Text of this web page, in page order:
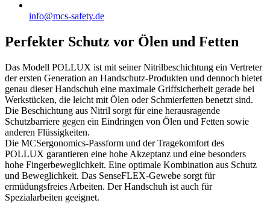
info@mcs-safety.de
Perfekter Schutz vor Ölen und Fetten
Das Modell POLLUX ist mit seiner Nitrilbeschichtung ein Vertreter
der ersten Generation an Handschutz-Produkten und dennoch bietet
genau dieser Handschuh eine maximale Griffsicherheit gerade bei
Werkstücken, die leicht mit Ölen oder Schmierfetten benetzt sind.
Die Beschichtung aus Nitril sorgt für eine herausragende
Schutzbarriere gegen ein Eindringen von Ölen und Fetten sowie
anderen Flüssigkeiten.
Die MCSergonomics-Passform und der Tragekomfort des
POLLUX garantieren eine hohe Akzeptanz und eine besonders
hohe Fingerbeweglichkeit. Eine optimale Kombination aus Schutz
und Beweglichkeit. Das SenseFLEX-Gewebe sorgt für
ermüdungsfreies Arbeiten. Der Handschuh ist auch für
Spezialarbeiten geeignet.